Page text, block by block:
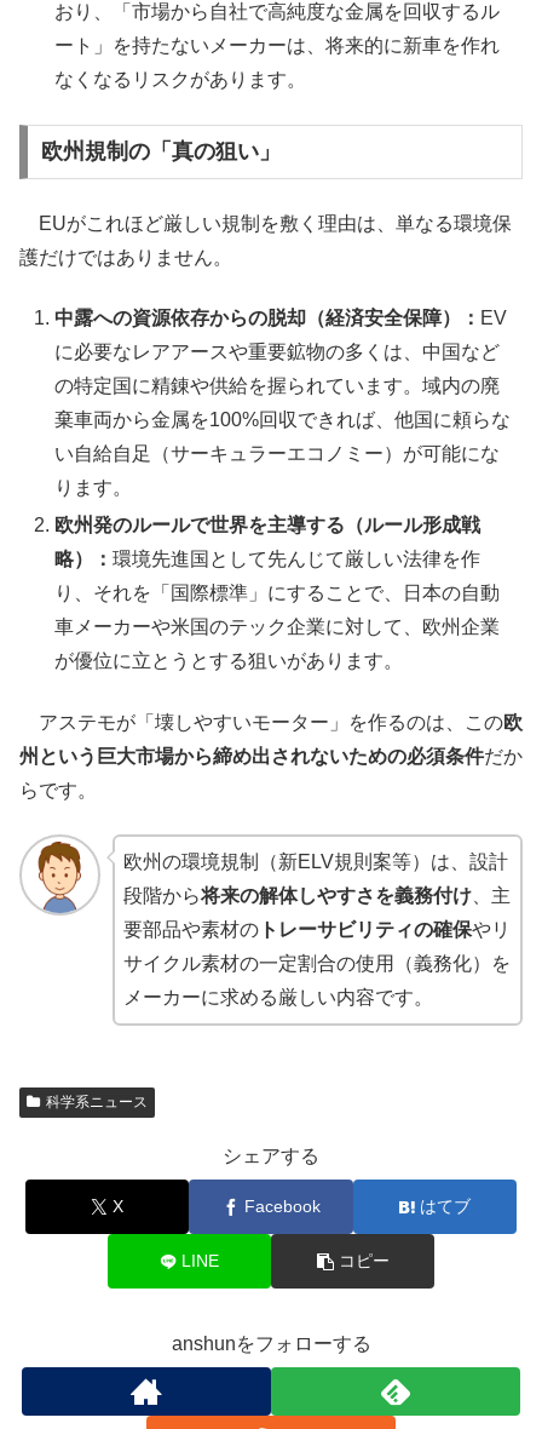
おり、「市場から自社で高純度な金属を回収するル
ート」を持たないメーカーは、将来的に新車を作れ
なくなるリスクがあります。
欧州規制の「真の狙い」
EUがこれほど厳しい規制を敷く理由は、単なる環境保
護だけではありません。
中露への資源依存からの脱却（経済安全保障）： EV
に必要なレアアースや重要鉱物の多くは、中国など
の特定国に精錬や供給を握られています。域内の廃
棄車両から金属を100%回収できれば、他国に頼らな
い自給自足（サーキュラーエコノミー）が可能にな
ります。
欧州発のルールで世界を主導する（ルール形成戦
略）：環境先進国として先んじて厳しい法律を作
り、それを「国際標準」にすることで、日本の自動
車メーカーや米国のテック企業に対して、欧州企業
が優位に立とうとする狙いがあります。
アステモが「壊しやすいモーター」を作るのは、この欧
州という巨大市場から締め出されないための必須条件だか
らです。
欧州の環境規制（新ELV規則案等）は、設計
段階から将来の解体しやすさを義務付け、主
要部品や素材のトレーサビリティの確保やリ
サイクル素材の一定割合の使用（義務化）を
メーカーに求める厳しい内容です。
科学系ニュース
シェアする
X Facebook はてブ
LINE コピー
anshunをフォローする